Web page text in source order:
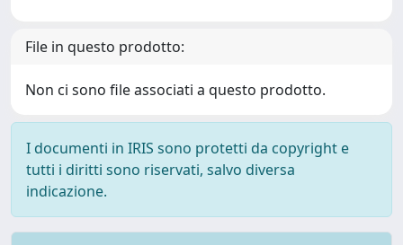
File in questo prodotto:
Non ci sono file associati a questo prodotto.
I documenti in IRIS sono protetti da copyright e
tutti i diritti sono riservati, salvo diversa
indicazione.